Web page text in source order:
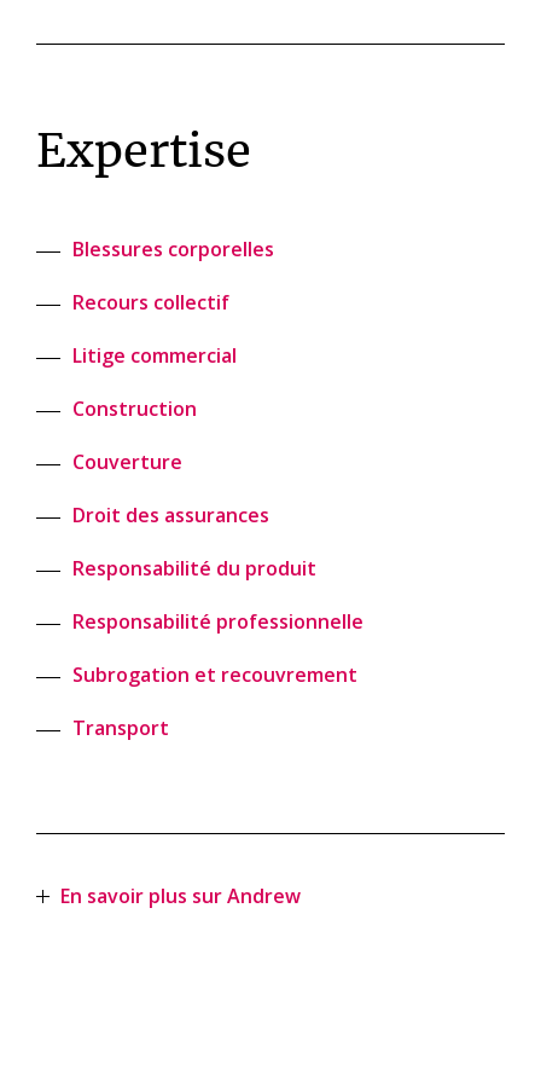
Expertise
Blessures corporelles
Recours collectif
Litige commercial
Construction
Couverture
Droit des assurances
Responsabilité du produit
Responsabilité professionnelle
Subrogation et recouvrement
Transport
En savoir plus sur Andrew